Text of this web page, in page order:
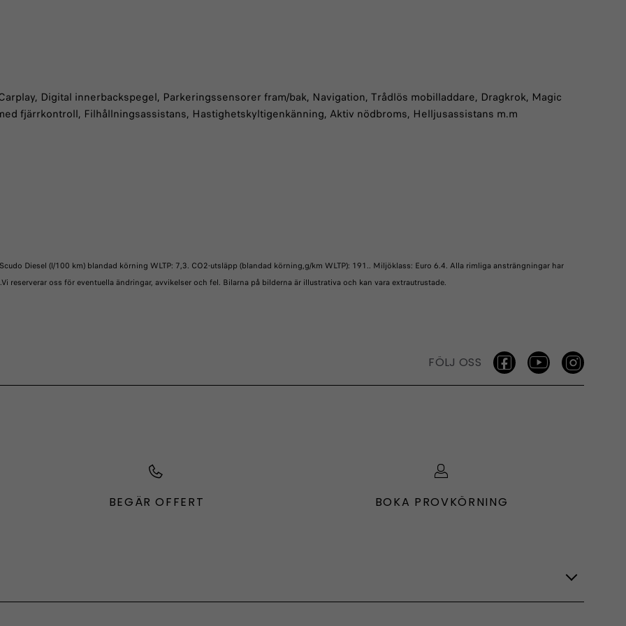
Digital innerbackspegel, Parkeringssensorer fram/bak, Navigation, Trådlös mobilladdare, Dragkrok, Magic
fjärrkontroll, Filhållningsassistans, Hastighetskyltigenkänning, Aktiv nödbroms, Helljusassistans m.m
Diesel (l/100 km) blandad körning WLTP: 7,3. CO2-utsläpp (blandad körning,g/km WLTP): 191.. Miljöklass: Euro 6.4. Alla rimliga ansträngningar har
oss för eventuella ändringar, avvikelser och fel. Bilarna på bilderna är illustrativa och kan vara extrautrustade.
FÖLJ OSS
BEGÄR OFFERT BOKA PROVKÖRNING